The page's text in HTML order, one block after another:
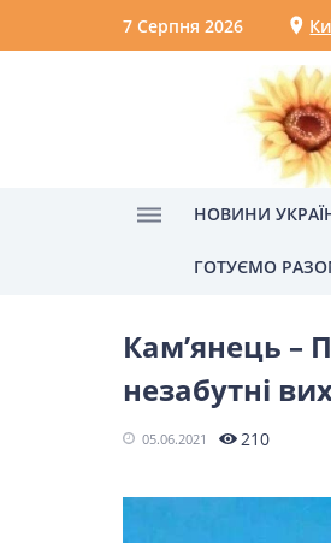
7 Серпня 2026
НОВИНИ
ГОТУЄМО
Головні новини
Кам’янець –
незабутні
05.06.2021 210